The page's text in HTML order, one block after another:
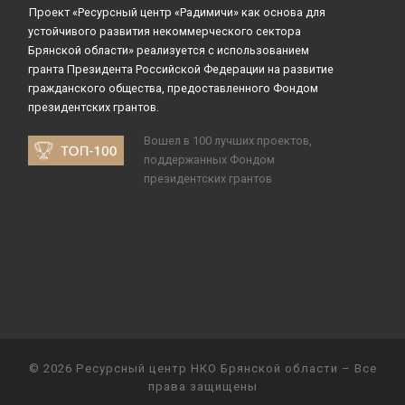
Проект «Ресурсный центр «Радимичи» как основа для
устойчивого развития некоммерческого сектора
Брянской области» реализуется с использованием
гранта Президента Российской Федерации на развитие
гражданского общества, предоставленного Фондом
президентских грантов.
Вошел в 100 лучших проектов,
поддержанных Фондом
президентских грантов
© 2026 Ресурсный центр НКО Брянской области – Все
права защищены